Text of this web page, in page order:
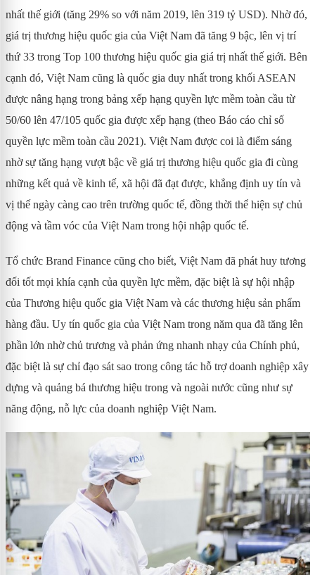
nhất thế giới (tăng 29% so với năm 2019, lên 319 tỷ USD). Nhờ đó,
giá trị thương hiệu quốc gia của Việt Nam đã tăng 9 bậc, lên vị trí
thứ 33 trong Top 100 thương hiệu quốc gia giá trị nhất thế giới. Bên
cạnh đó, Việt Nam cũng là quốc gia duy nhất trong khối ASEAN
được nâng hạng trong bảng xếp hạng quyền lực mềm toàn cầu từ
50/60 lên 47/105 quốc gia được xếp hạng (theo Báo cáo chỉ số
quyền lực mềm toàn cầu 2021). Việt Nam được coi là điểm sáng
nhờ sự tăng hạng vượt bậc về giá trị thương hiệu quốc gia đi cùng
những kết quả về kinh tế, xã hội đã đạt được, khẳng định uy tín và
vị thế ngày càng cao trên trường quốc tế, đồng thời thể hiện sự chủ
động và tầm vóc của Việt Nam trong hội nhập quốc tế.
Tổ chức Brand Finance cũng cho biết, Việt Nam đã phát huy tương
đối tốt mọi khía cạnh của quyền lực mềm, đặc biệt là sự hội nhập
của Thương hiệu quốc gia Việt Nam và các thương hiệu sản phẩm
hàng đầu. Uy tín quốc gia của Việt Nam trong năm qua đã tăng lên
phần lớn nhờ chủ trương và phản ứng nhanh nhạy của Chính phủ,
đặc biệt là sự chỉ đạo sát sao trong công tác hỗ trợ doanh nghiệp xây
dựng và quảng bá thương hiệu trong và ngoài nước cũng như sự
năng động, nỗ lực của doanh nghiệp Việt Nam.